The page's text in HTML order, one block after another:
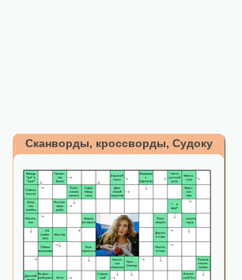
Сканворды, кроссворды, Судоку